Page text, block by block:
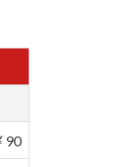
90